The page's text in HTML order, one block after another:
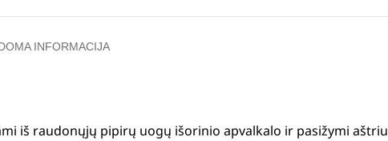
INFORMACIJA
iš raudonųjų pipirų uogų išorinio apvalkalo ir pasižymi